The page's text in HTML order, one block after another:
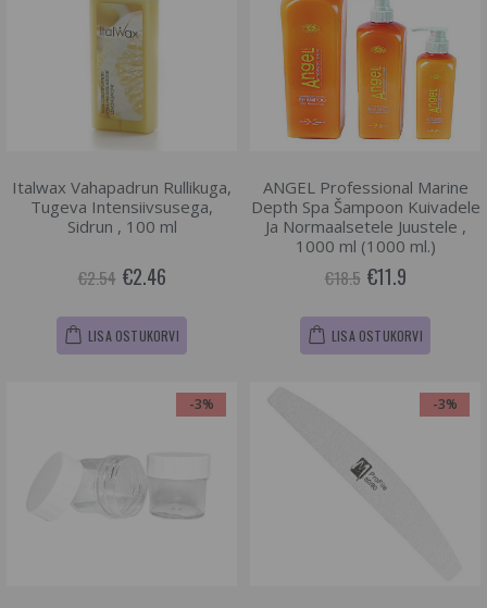
Italwax Vahapadrun Rullikuga,
Tugeva Intensiivsusega,
Sidrun , 100 ml
€2.54 €2.46
LISA OSTUKORVI
ANGEL Professional Marine
Depth Spa Šampoon Kuivadele
Ja Normaalsetele Juustele ,
1000 ml (1000 ml.)
€18.5 €11.9
LISA OSTUKORVI
-3% -3%